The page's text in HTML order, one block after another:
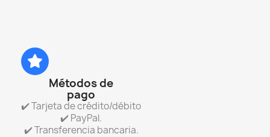
Métodos de
pago
✔️ Tarjeta de crédito/débito
✔️ PayPal.
✔️ Transferencia bancaria.